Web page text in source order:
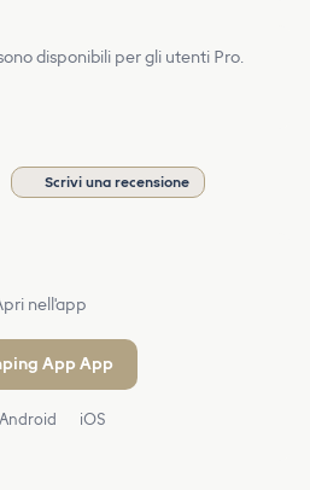
disponibili per gli utenti Pro.
Scrivi una recensione
nell'app
App App
Android iOS